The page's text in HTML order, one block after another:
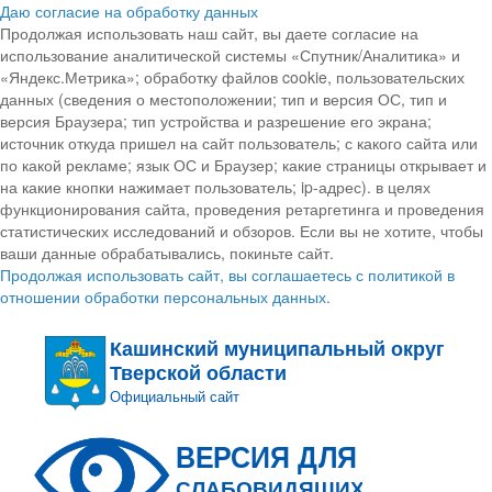
Даю согласие на обработку данных
Продолжая использовать наш сайт, вы даете согласие на
использование аналитической системы «Спутник/Аналитика» и
«Яндекс.Метрика»; обработку файлов cookie, пользовательских
данных (сведения о местоположении; тип и версия ОС, тип и
версия Браузера; тип устройства и разрешение его экрана;
источник откуда пришел на сайт пользователь; с какого сайта или
по какой рекламе; язык ОС и Браузер; какие страницы открывает и
на какие кнопки нажимает пользователь; ip-адрес). в целях
функционирования сайта, проведения ретаргетинга и проведения
статистических исследований и обзоров. Если вы не хотите, чтобы
ваши данные обрабатывались, покиньте сайт.
Продолжая использовать сайт, вы соглашаетесь с политикой в
отношении обработки персональных данных.